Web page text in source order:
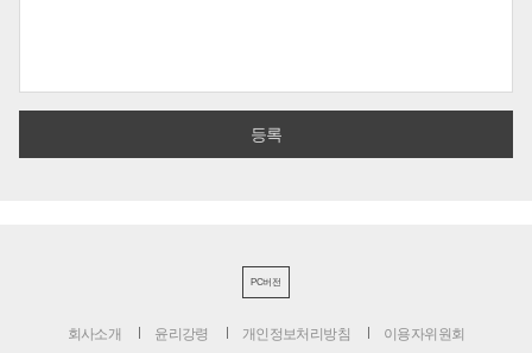
PC버전
회사소개 윤리강령 개인정보처리방침 이용자위원회